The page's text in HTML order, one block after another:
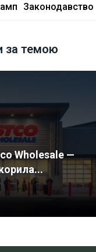
Законодавство
за темою
Wholesale —